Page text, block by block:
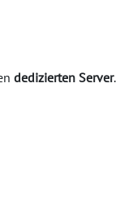
dedizierten Server.